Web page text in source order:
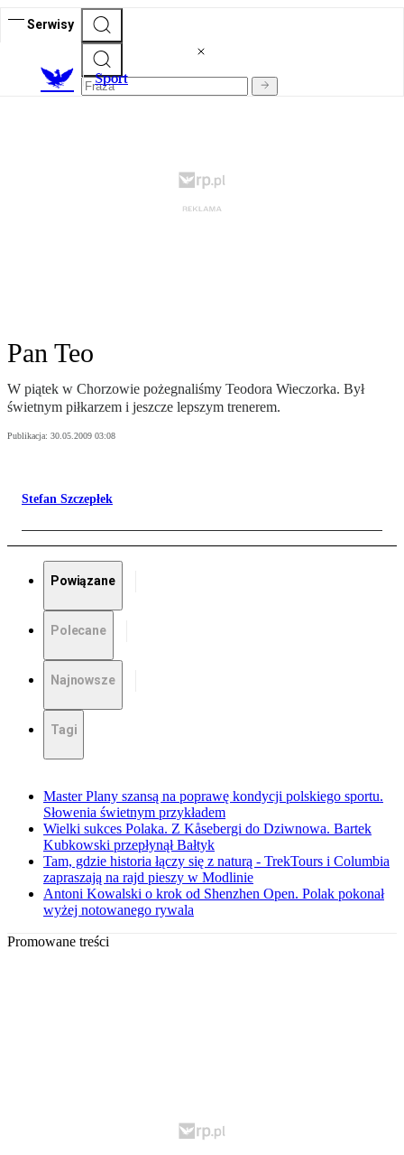
Serwisy
Sport
Pan Teo
W piątek w Chorzowie pożegnaliśmy Teodora Wieczorka. Był
świetnym piłkarzem i jeszcze lepszym trenerem.
Publikacja: 30.05.2009 03:08
Stefan Szczepłek
Powiązane
Polecane
Najnowsze
Tagi
Master Plany szansą na poprawę kondycji polskiego sportu.
Słowenia świetnym przykładem
Wielki sukces Polaka. Z Kåsebergi do Dziwnowa. Bartek
Kubkowski przepłynął Bałtyk
Tam, gdzie historia łączy się z naturą - TrekTours i Columbia
zapraszają na rajd pieszy w Modlinie
Antoni Kowalski o krok od Shenzhen Open. Polak pokonał
wyżej notowanego rywala
Promowane treści